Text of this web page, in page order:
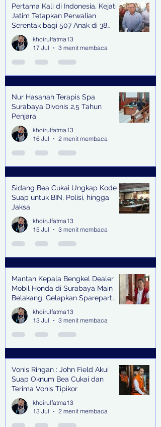
Pertama Kali di Indonesia, Kejati
Jatim Tetapkan Perwalian
Serentak bagi 507 Anak di 38
Kabupaten & Kota
khoirulfatma13
17 Jul
3 menit membaca
Nur Hasanah Terapis Spa
Surabaya Divonis 2,5 Tahun
Penjara
khoirulfatma13
16 Jul
2 menit membaca
Sidang Bea Cukai Ungkap Kode
Suap untuk BIN, Polisi, hingga
Jaksa
khoirulfatma13
15 Jul
3 menit membaca
Mantan Kepala Bengkel Dealer
Mobil Honda di Surabaya Main
Belakang, Gelapkan Sparepart
Senilai Rp 1,9 Miliar
khoirulfatma13
13 Jul
3 menit membaca
Vonis Ringan : John Field Akui
Suap Oknum Bea Cukai dan
Terima Vonis Tipikor
khoirulfatma13
13 Jul
2 menit membaca